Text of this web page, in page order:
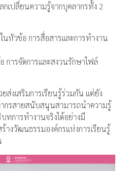
กเปลี่ยนความรู้จากบุคลากรทั้ง 2
หัวข้อ การสื่อสารและการทำงาน
การจัดการและสงวนรักษาไฟล์
ส่งเสริมการเรียนรู้ร่วมกัน แต่ยัง
ากรสายสนับสนุนสามารถนำความรู้
ทการทำงานจริงได้อย่างมี
างวัฒนธรรมองค์กรแห่งการเรียนรู้